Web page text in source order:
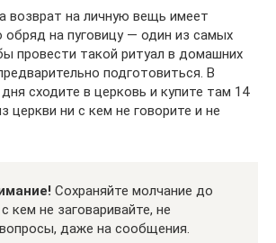
возврат на личную вещь имеет
на пуговицу — один из самых
провести такой ритуал в домашних
подготовиться. В
сходите в церковь и купите там 14
церкви ни с кем не говорите и не
Сохраняйте молчание до
кем не заговаривайте, не
даже на сообщения.